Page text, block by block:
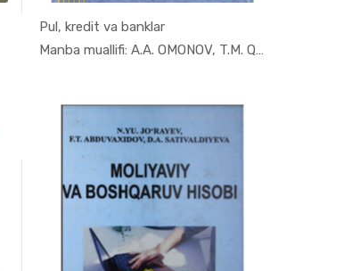
Pul, kredit va banklar
Manba muallifi: A.A. OMONOV, T.M. QORALIYEV
In Moliya,...